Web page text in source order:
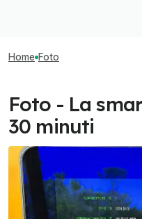
Home Foto
Foto - La
30 minuti